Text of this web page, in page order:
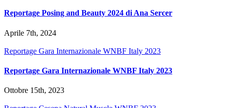
Reportage Posing and Beauty 2024 di Ana Sercer
Aprile 7th, 2024
Reportage Gara Internazionale WNBF Italy 2023
Reportage Gara Internazionale WNBF Italy 2023
Ottobre 15th, 2023